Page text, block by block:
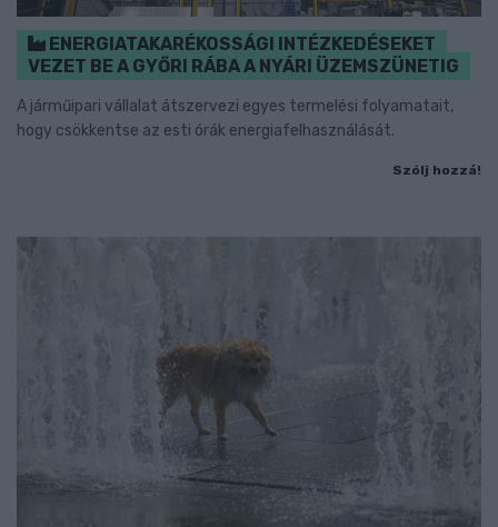
ENERGIATAKARÉKOSSÁGI INTÉZKEDÉSEKET
VEZET BE A GYŐRI RÁBA A NYÁRI ÜZEMSZÜNETIG
A járműipari vállalat átszervezi egyes termelési folyamatait,
hogy csökkentse az esti órák energiafelhasználását.
Szólj hozzá!